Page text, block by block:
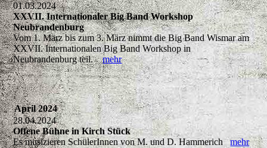
01.03.2024
XXVII. Internationaler Big Band Workshop
Neubrandenburg
Vom 1. März bis zum 3. März nimmt die Big Band Wismar am
XXVII. Internationalen Big Band Workshop in
Neubrandenburg teil.mehr
April 2024
28.04.2024
Offene Bühne in Kirch Stück
Es musizieren SchülerInnen von M. und D. Hammerichmehr